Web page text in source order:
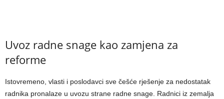
Uvoz radne snage kao zamjena za
reforme
Istovremeno, vlasti i poslodavci sve češće rješenje za nedostatak
radnika pronalaze u uvozu strane radne snage. Radnici iz zemalja